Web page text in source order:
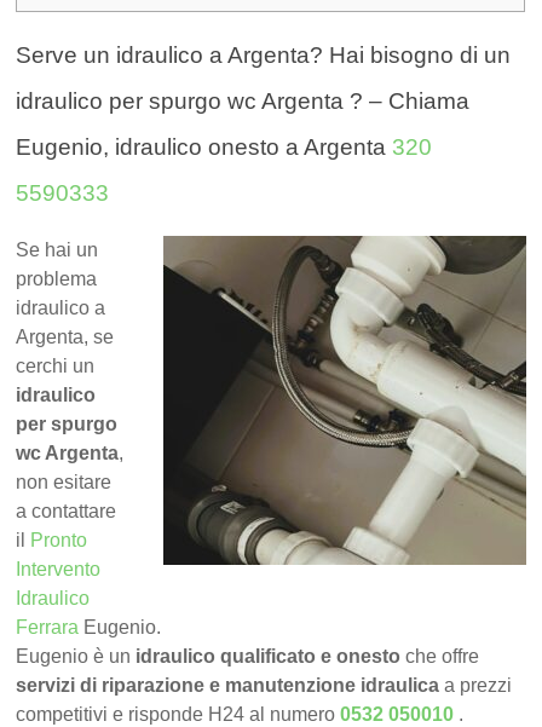
Serve un idraulico a Argenta? Hai bisogno di un
idraulico per spurgo wc Argenta ? – Chiama
Eugenio, idraulico onesto a Argenta 320
5590333
Se hai un
problema
idraulico a
Argenta, se
cerchi un
idraulico
per spurgo
wc Argenta,
non esitare
a contattare
il Pronto
Intervento
Idraulico
Ferrara Eugenio.
Eugenio è un idraulico qualificato e onesto che offre
servizi di riparazione e manutenzione idraulica a prezzi
competitivi e risponde H24 al numero0532 050010 .